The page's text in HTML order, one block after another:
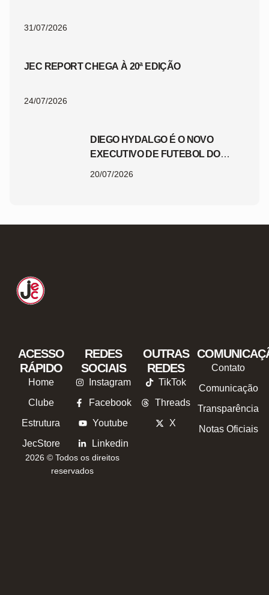
31/07/2026
JEC REPORT CHEGA À 20ª EDIÇÃO
24/07/2026
DIEGO HYDALGO É O NOVO
EXECUTIVO DE FUTEBOL DO
20/07/2026
ACESSO
RÁPIDO
Home
Clube
Estrutura
JecStore
REDES
SOCIAIS
Instagram
Facebook
Youtube
Linkedin
OUTRAS
REDES
TikTok
Threads
X
Contato
Comunicação
Transparência
Notas Oficiais
2026 © Todos os direitos
reservados